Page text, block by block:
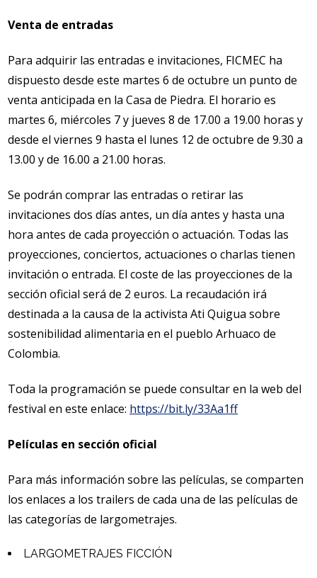
Venta de entradas
Para adquirir las entradas e invitaciones, FICMEC ha
dispuesto desde este martes 6 de octubre un punto de
venta anticipada en la Casa de Piedra. El horario es
martes 6, miércoles 7 y jueves 8 de 17.00 a 19.00 horas y
desde el viernes 9 hasta el lunes 12 de octubre de 9.30 a
13.00 y de 16.00 a 21.00 horas.
Se podrán comprar las entradas o retirar las
invitaciones dos días antes, un día antes y hasta una
hora antes de cada proyección o actuación. Todas las
proyecciones, conciertos, actuaciones o charlas tienen
invitación o entrada. El coste de las proyecciones de la
sección oficial será de 2 euros. La recaudación irá
destinada a la causa de la activista Ati Quigua sobre
sostenibilidad alimentaria en el pueblo Arhuaco de
Colombia.
Toda la programación se puede consultar en la web del
festival en este enlace: https://bit.ly/33Aa1ff
Películas en sección oficial
Para más información sobre las películas, se comparten
los enlaces a los trailers de cada una de las películas de
las categorías de largometrajes.
LARGOMETRAJES FICCIÓN